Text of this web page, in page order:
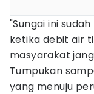
"Sungai ini
ketika debit air
masyarakat
Tumpukan
yang menuju